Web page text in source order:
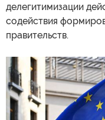
делегитимизации
содействия
правительств.